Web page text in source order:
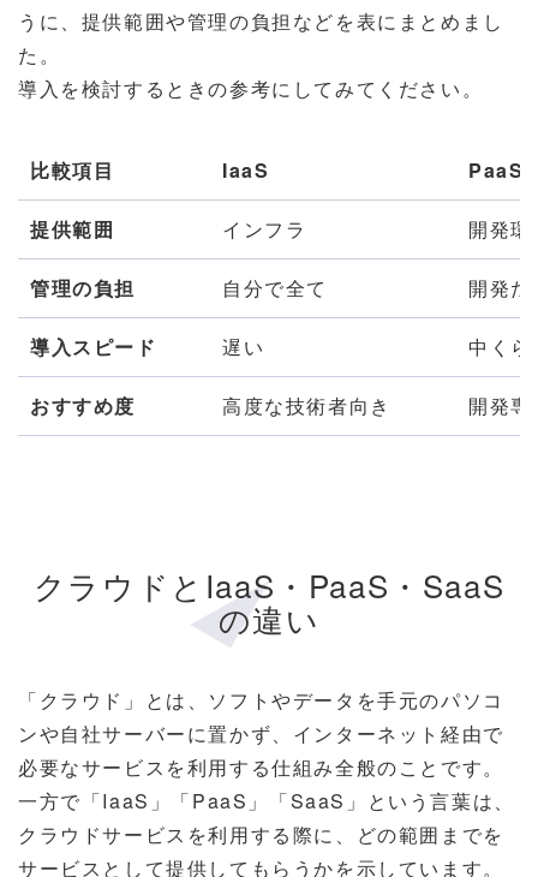
うに、提供範囲や管理の負担などを表にまとめまし
た。
導入を検討するときの参考にしてみてください。
比較項目 IaaS PaaS
提供範囲 インフラ 開発環
管理の負担 自分で全て 開発
導入スピード 遅い 中くら
おすすめ度 高度な技術者向き 開発
クラウドとIaaS・PaaS・SaaS
の違い
「クラウド」とは、ソフトやデータを手元のパソコ
ンや自社サーバーに置かず、インターネット経由で
必要なサービスを利用する仕組み全般のことです。
一方で「IaaS」「PaaS」「SaaS」という言葉は、
クラウドサービスを利用する際に、どの範囲までを
サービスとして提供してもらうかを示しています。